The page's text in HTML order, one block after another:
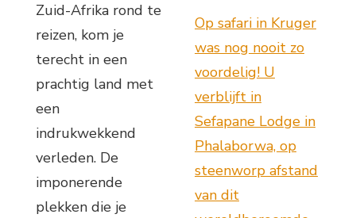
Zuid-Afrika rond te
reizen, kom je
terecht in een
prachtig land met
een
indrukwekkend
verleden. De
imponerende
plekken die je
Op safari in Kruger
was nog nooit zo
voordelig! U
verblijft in
Sefapane Lodge in
Phalaborwa, op
steenworp afstand
van dit